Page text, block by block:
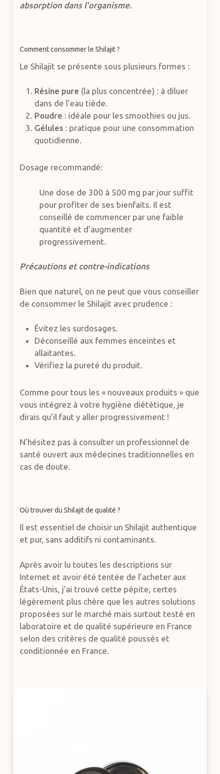
absorption dans l’organisme.
Comment consommer le Shilajit ?
Le Shilajit se présente sous plusieurs formes :
Résine pure (la plus concentrée) : à diluer
dans de l’eau tiède.
Poudre : idéale pour les smoothies ou jus.
Gélules : pratique pour une consommation
quotidienne.
Dosage recommandé:
Une dose de 300 à 500 mg par jour suffit
pour profiter de ses bienfaits. Il est
conseillé de commencer par une faible
quantité et d’augmenter
progressivement.
Précautions et contre-indications
Bien que naturel, on ne peut que vous conseiller
de consommer le Shilajit avec prudence :
Évitez les surdosages.
Déconseillé aux femmes enceintes et
allaitantes.
Vérifiez la pureté du produit.
Comme pour tous les « nouveaux produits » que
vous intégrez à votre hygiène diététique, je
dirais qu’il faut y aller progressivement !
N’hésitez pas à consulter un professionnel de
santé ouvert aux médecines traditionnelles en
cas de doute.
Où trouver du Shilajit de qualité ?
Il est essentiel de choisir un Shilajit authentique
et pur, sans additifs ni contaminants.
Après avoir lu toutes les descriptions sur
Internet et avoir été tentée de l’acheter aux
États-Unis, j’ai trouvé cette pépite, certes
légèrement plus chère que les autres solutions
proposées sur le marché mais surtout testé en
laboratoire et de qualité supérieure en France
selon des critères de qualité poussés et
conditionnée en France.